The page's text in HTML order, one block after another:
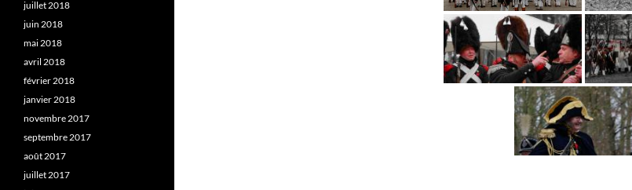
juillet 2018
juin 2018
mai 2018
avril 2018
février 2018
janvier 2018
novembre 2017
septembre 2017
août 2017
juillet 2017